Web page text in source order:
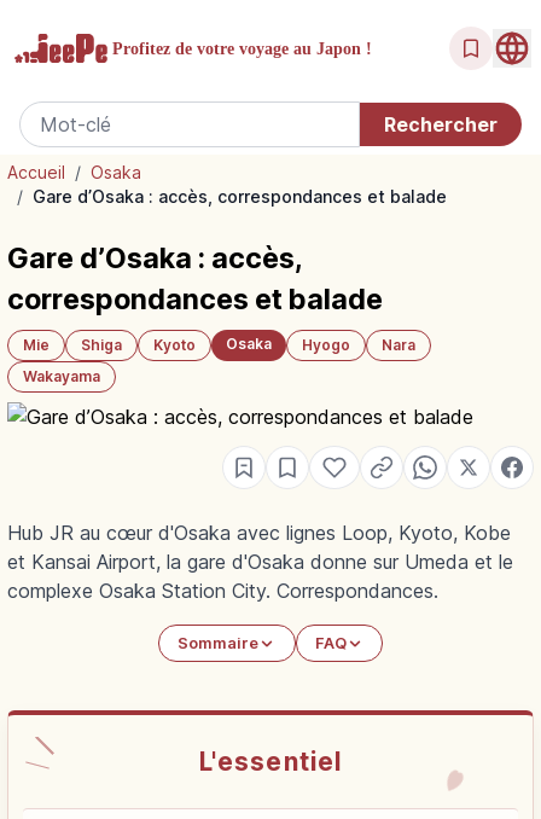
Profitez de votre voyage au Japon !
Accueil / Osaka
/ Gare d’Osaka : accès, correspondances et balade
Gare d’Osaka : accès,
correspondances et balade
Mie Shiga Kyoto Osaka Hyogo
Nara
Wakayama
Hub JR au cœur d'Osaka avec lignes Loop, Kyoto, Kobe
et Kansai Airport, la gare d'Osaka donne sur Umeda et le
complexe Osaka Station City. Correspondances.
Sommaire FAQ
L'essentiel